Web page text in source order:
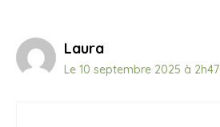
Laura
Le 10 septembre 2025 à 2h47